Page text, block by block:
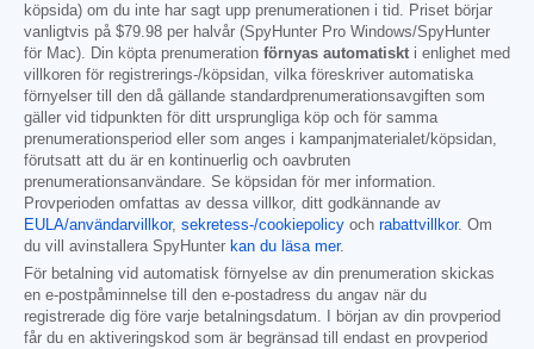
köpsida) om du inte har sagt upp prenumerationen i tid. Priset börjar
vanligtvis på $79.98 per halvår (SpyHunter Pro Windows/SpyHunter
för Mac). Din köpta prenumeration förnyas automatiskt i enlighet med
villkoren för registrerings-/köpsidan, vilka föreskriver automatiska
förnyelser till den då gällande standardprenumerationsavgiften som
gäller vid tidpunkten för ditt ursprungliga köp och för samma
prenumerationsperiod eller som anges i kampanjmaterialet/köpsidan,
förutsatt att du är en kontinuerlig och oavbruten
prenumerationsanvändare. Se köpsidan för mer information.
Provperioden omfattas av dessa villkor, ditt godkännande av
EULA/användarvillkor, sekretess-/cookiepolicy och rabattvillkor. Om
du vill avinstallera SpyHunter kan du läsa mer.
För betalning vid automatisk förnyelse av din prenumeration skickas
en e-postpåminnelse till den e-postadress du angav när du
registrerade dig före varje betalningsdatum. I början av din provperiod
får du en aktiveringskod som är begränsad till endast en provperiod